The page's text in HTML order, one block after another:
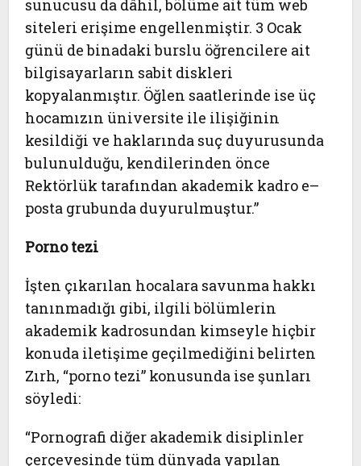
sunucusu da dâhil, bölüme ait tüm web
siteleri erişime engellenmiştir. 3 Ocak
günü de binadaki burslu öğrencilere ait
bilgisayarların sabit diskleri
kopyalanmıştır. Öğlen saatlerinde ise üç
hocamızın üniversite ile ilişiğinin
kesildiği ve haklarında suç duyurusunda
bulunulduğu, kendilerinden önce
Rektörlük tarafından akademik kadro e–
posta grubunda duyurulmuştur.”
Porno tezi
İşten çıkarılan hocalara savunma hakkı
tanınmadığı gibi, ilgili bölümlerin
akademik kadrosundan kimseyle hiçbir
konuda iletişime geçilmediğini belirten
Zırh, “porno tezi” konusunda ise şunları
söyledi:
“Pornografi diğer akademik disiplinler
çerçevesinde tüm dünyada yapılan